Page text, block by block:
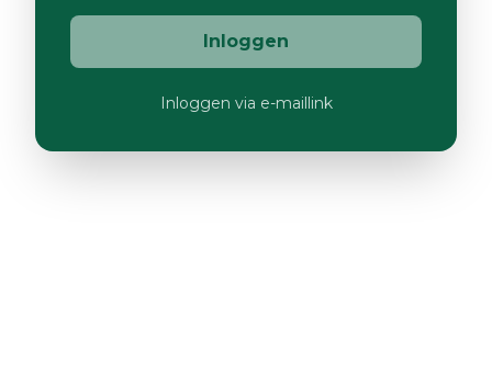
Inloggen
Inloggen via e-maillink